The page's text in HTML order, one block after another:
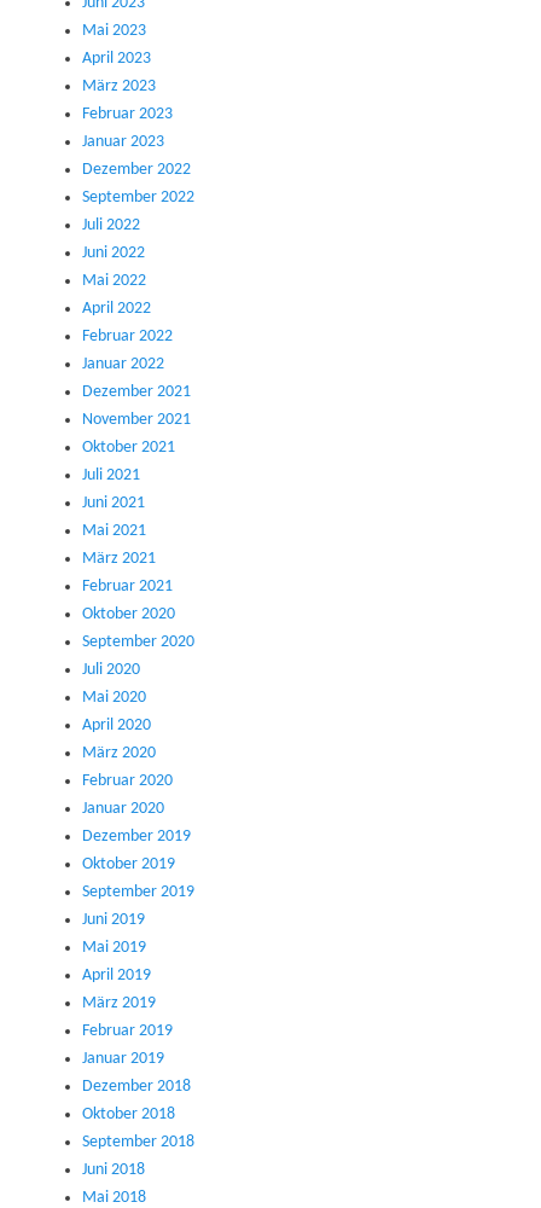
Mai 2023
April 2023
März 2023
Februar 2023
Januar 2023
Dezember 2022
September 2022
Juli 2022
Juni 2022
Mai 2022
April 2022
Februar 2022
Januar 2022
Dezember 2021
November 2021
Oktober 2021
Juli 2021
Juni 2021
Mai 2021
März 2021
Februar 2021
Oktober 2020
September 2020
Juli 2020
Mai 2020
April 2020
März 2020
Februar 2020
Januar 2020
Dezember 2019
Oktober 2019
September 2019
Juni 2019
Mai 2019
April 2019
März 2019
Februar 2019
Januar 2019
Dezember 2018
Oktober 2018
September 2018
Juni 2018
Mai 2018